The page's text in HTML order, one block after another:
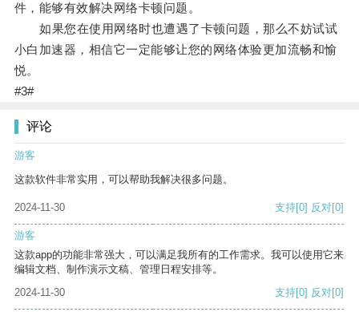
件，能够有效解决网络卡顿问题。
如果您在使用网络时也遭遇了卡顿问题，那么不妨试试
小白加速器，相信它一定能够让您的网络体验更加流畅和愉
悦。
#3#
评论
游客
这款软件非常实用，可以帮助我解决很多问题。
2024-11-30 支持[0] 反对[0]
游客
这款app的功能非常强大，可以满足我所有的工作需求。我可以使用它来
编辑文档、制作演示文稿、管理日程安排等。
2024-11-30
支持[0] 反对[0]